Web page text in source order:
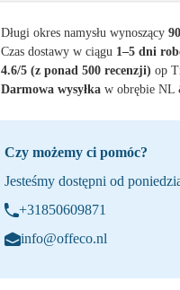
Długi okres namysłu wynoszący
Czas dostawy w ciągu 1–5 dni
4.6/5 (z ponad 500 recenzji) op
Darmowa wysyłka w obrębie NL
Czy możemy ci pomóc?
Jesteśmy dostępni od
+31850609871
info@offeco.nl